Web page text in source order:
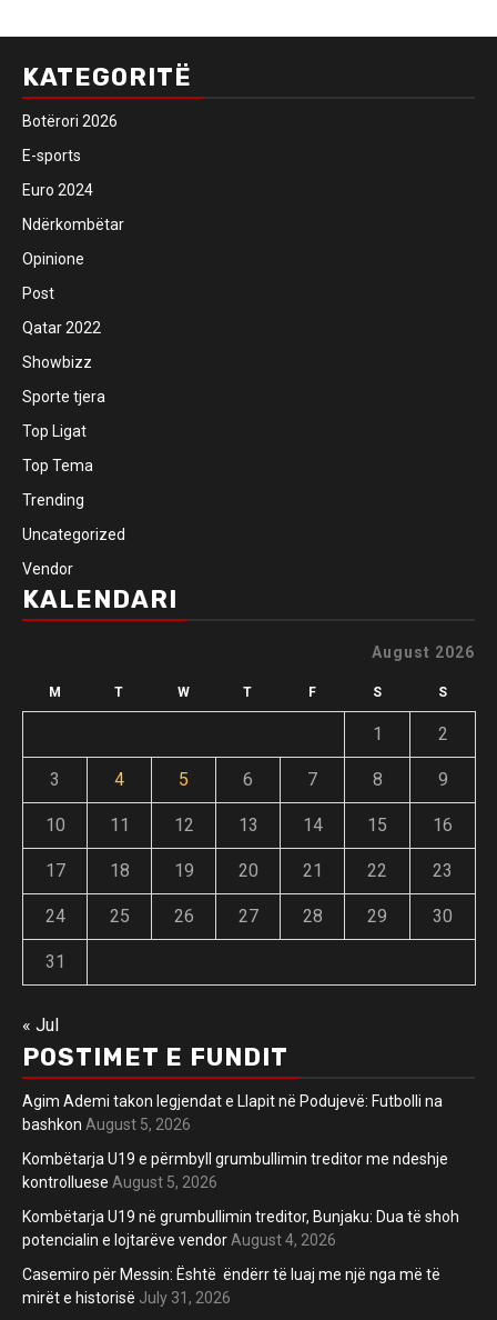
KATEGORITË
Botërori 2026
E-sports
Euro 2024
Ndërkombëtar
Opinione
Post
Qatar 2022
Showbizz
Sporte tjera
Top Ligat
Top Tema
Trending
Uncategorized
Vendor
KALENDARI
August 2026
M T W T F S S
1 2
3 4 5 6 7 8 9
10 11 12 13 14 15 16
17 18 19 20 21 22 23
24 25 26 27 28 29 30
31
« Jul
POSTIMET E FUNDIT
Agim Ademi takon legjendat e Llapit në Podujevë: Futbolli na
bashkon August 5, 2026
Kombëtarja U19 e përmbyll grumbullimin treditor me ndeshje
kontrolluese August 5, 2026
Kombëtarja U19 në grumbullimin treditor, Bunjaku: Dua të shoh
potencialin e lojtarëve vendor August 4, 2026
Casemiro për Messin: Është ëndërr të luaj me një nga më të
mirët e historisë July 31, 2026